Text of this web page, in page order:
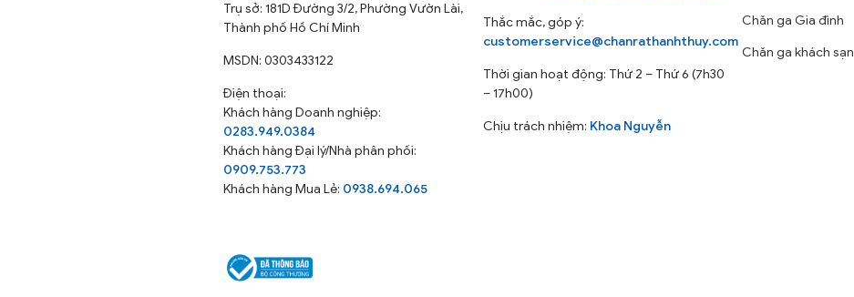
Trụ sở: 181D Đường 3/2, Phường Vườn Lài,
Thành phố Hồ Chí Minh
MSDN: 0303433122
Điện thoại:
Khách hàng Doanh nghiệp:
0283.949.0384
Khách hàngĐại lý/Nhà phân phối:
0909.753.773
Khách hàng Mua Lẻ: 0938.694.065
Thắc mắc, góp ý:
customerservice@chanrathanhthuy.com
Thời gian hoạt động: Thứ 2 – Thứ 6 (7h30
– 17h00)
Chịu trách nhiệm: Khoa Nguyễn
Chăn ga Gia đình
Chăn ga khách sạn